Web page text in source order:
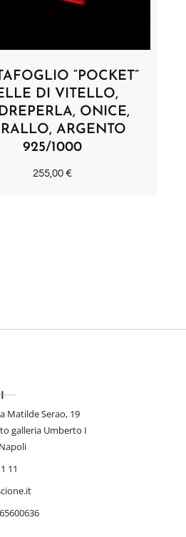
“POCKET”
DI VITELLO,
ONICE,
ARGENTO
925/1000
255,00€
Matilde Serao, 19
galleria Umberto I
11